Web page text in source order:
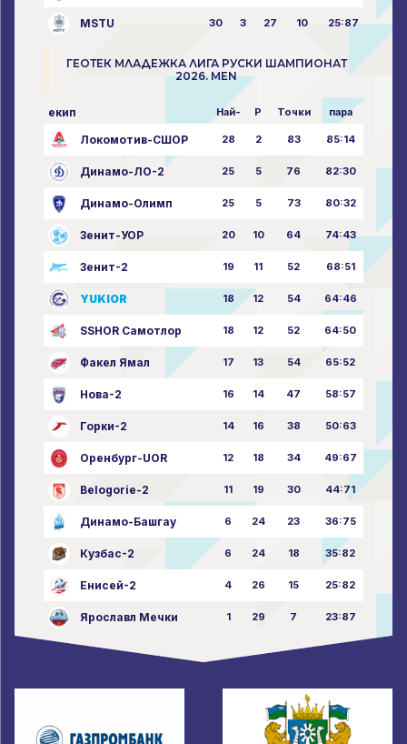
MSTU 30 3 27 10 25:87
ГЕОТЕК МЛАДЕЖКА ЛИГА РУСКИ ШАМПИОНАТ
2026. MEN
екип Най- P Точки пара
Локомотив-СШОР 28 2 83 85:14
Динамо-ЛО-2 25 5 76 82:30
Динамо-Олимп 25 5 73 80:32
Зенит-УОР 20 10 64 74:43
Зенит-2 19 11 52 68:51
YUKIOR 18 12 54 64:46
SSHOR Самотлор 18 12 52 64:50
Факел Ямал 17 13 54 65:52
Нова-2 16 14 47 58:57
Горки-2 14 16 38 50:63
Оренбург-UOR 12 18 34 49:67
Belogorie-2 11 19 30 44:71
Динамо-Башгау 6 24 23 36:75
Кузбас-2 6 24 18 35:82
Енисей-2 4 26 15 25:82
Ярославл Мечки 1 29 7 23:87